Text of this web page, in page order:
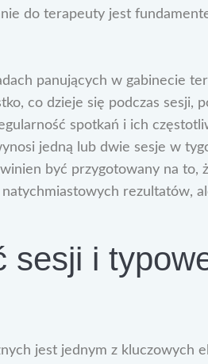
do terapeuty jest
panujących w gabinecie
co dzieje się podczas sesji,
spotkań i ich
jedną lub dwie sesje w
być przygotowany na to,
rezultatów,
sesji i
jest jednym z kluczowych